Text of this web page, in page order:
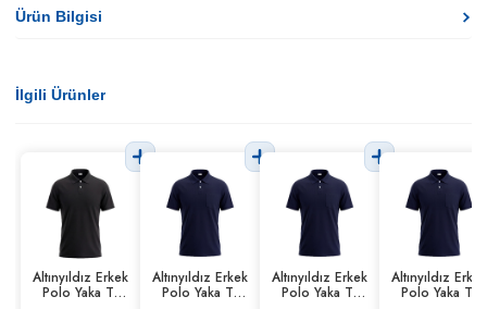
Ürün Bilgisi
İlgili Ürünler
Altınyıldız Erkek
Polo Yaka T-
Altınyıldız Erkek
Polo Yaka T-
Altınyıldız Erkek
Polo Yaka T-
Altınyıldız Erkek
Polo Yaka T-